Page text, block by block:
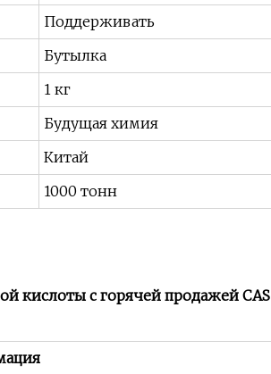
Поддерживать
Бутылка
1 кг
Будущая химия
Китай
1000 тонн
кислоты с горячей продажей CAS